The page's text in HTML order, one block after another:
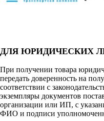
ДЛЯ ЮРИДИЧЕСКИХ
При получении товара
передать доверенность на
соответствии с
экземпляры документов
организации или ИП, с
ФИО и подписи